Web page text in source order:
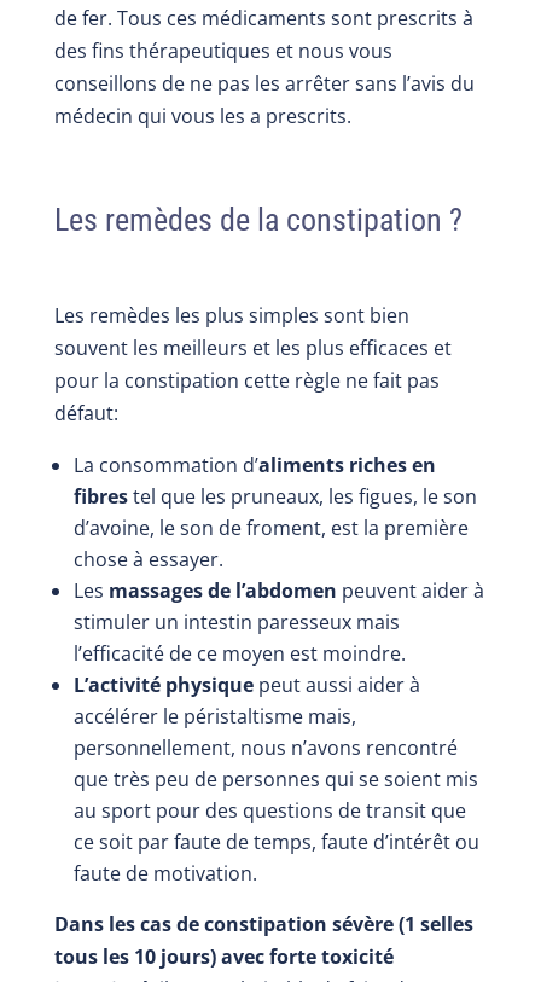
de fer. Tous ces médicaments sont prescrits à
des fins thérapeutiques et nous vous
conseillons de ne pas les arrêter sans l’avis du
médecin qui vous les a prescrits.
Les remèdes de la constipation ?
Les remèdes les plus simples sont bien
souvent les meilleurs et les plus efficaces et
pour la constipation cette règle ne fait pas
défaut:
La consommation d’aliments richesen
fibrestel que les pruneaux, les figues, le son
d’avoine, le son de froment, est la première
chose à essayer.
Les massages de l’abdomen peuvent aider à
stimuler un intestin paresseux mais
l’efficacité de ce moyen est moindre.
L’activité physique peut aussi aider à
accélérer le péristaltisme mais,
personnellement, nous n’avons rencontré
que très peu de personnes qui se soient mis
au sport pour des questions de transit que
ce soit par faute de temps, faute d’intérêt ou
faute de motivation.
Dans les cas de constipation sévère (1 selles
tous les 10 jours) avec forte toxicité